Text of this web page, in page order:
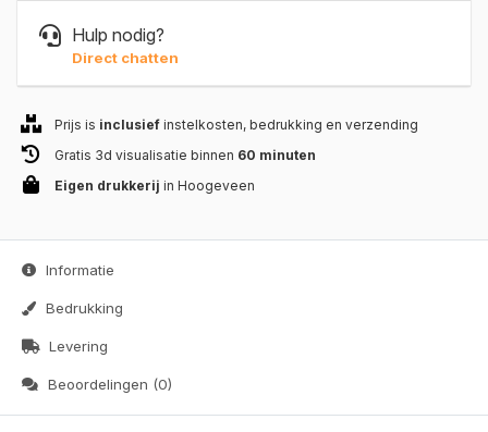
Hulp nodig?
Direct chatten
Prijs is inclusief instelkosten, bedrukking en verzending
Gratis 3d visualisatie binnen 60 minuten
Eigen drukkerij in Hoogeveen
Informatie
Bedrukking
Levering
Beoordelingen (0)